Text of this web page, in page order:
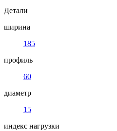
Детали
ширина
185
профиль
60
диаметр
15
индекс нагрузки